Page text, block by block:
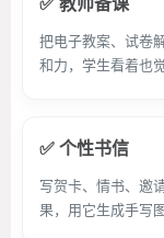
把电子教案、试卷
和力，学生看着也
✅ 个性书信
写贺卡、情书、邀
果，用它生成手写